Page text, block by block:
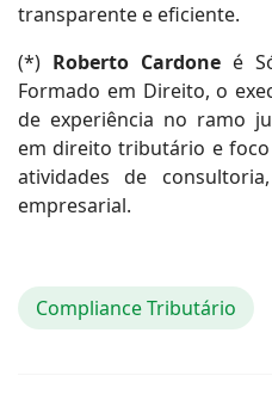
transparente e eficiente.
(*) Roberto Cardone é
Formado em Direito, o
de experiência no ramo
em direito tributário e
atividades de
empresarial.
Compliance Tributário